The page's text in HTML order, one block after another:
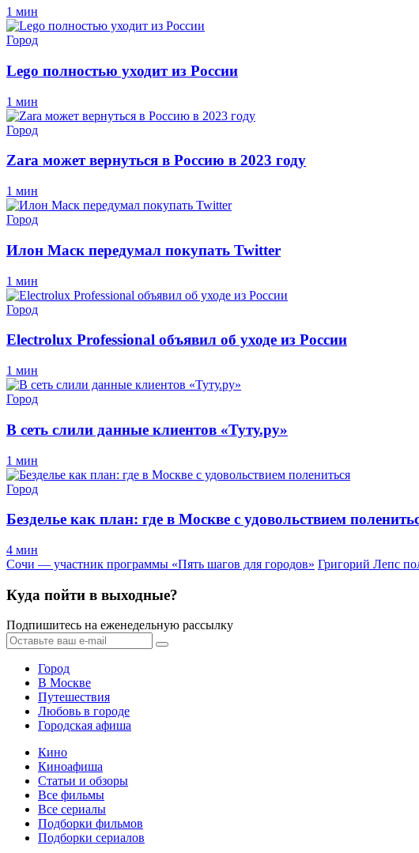
1 мин
Город
Lego полностью уходит из России
1 мин
Город
Zara может вернуться в Россию в 2023 году
1 мин
Город
Илон Маск передумал покупать Twitter
1 мин
Город
Electrolux Professional объявил об уходе из России
1 мин
Город
В сеть слили данные клиентов «Туту.ру»
1 мин
Город
Безделье как план: где в Москве с удовольствием
4 мин
Сочи — участник программы «Пять шагов для городов» Григорий Лепс
Куда пойти в выходные?
Подпишитесь на еженедельную рассылку
Город
В Москве
Путешествия
Любовь в городе
Городская афиша
Кино
Киноафиша
Статьи и обзоры
Все фильмы
Все сериалы
Подборки фильмов
Подборки сериалов